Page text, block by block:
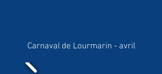
Carnaval de Lourmarin - avril